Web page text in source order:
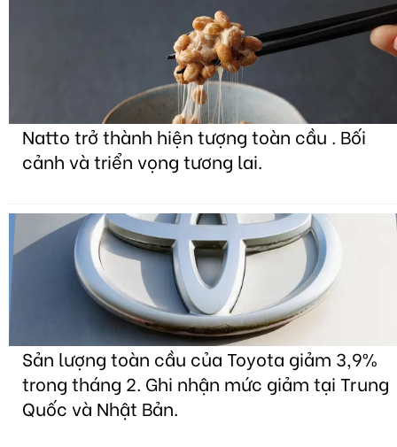
Natto trở thành hiện tượng toàn cầu . Bối
cảnh và triển vọng tương lai.
Sản lượng toàn cầu của Toyota giảm 3,9%
trong tháng 2. Ghi nhận mức giảm tại Trung
Quốc và Nhật Bản.